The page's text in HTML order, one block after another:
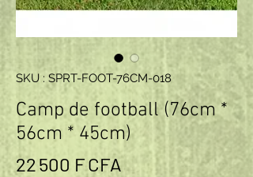
SKU : SPRT-FOOT-76CM-018
Camp de football (76cm *
56cm * 45cm)
22 500 F CFA Prix